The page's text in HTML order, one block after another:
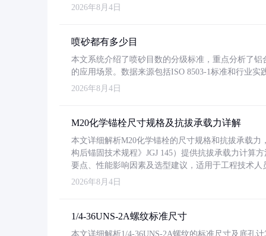
2026年8月4日
喷砂都有多少目
本文系统介绍了喷砂目数的分级标准，重点分析了
的应用场景。数据来源包括ISO 8503-1标准和行业
2026年8月4日
M20化学锚栓尺寸规格及抗拔承载力详解
本文详细解析M20化学锚栓的尺寸规格和抗拔承载
构后锚固技术规程》JGJ 145）提供抗拔承载力计算
要点、性能影响因素及选型建议，适用于工程技术人
2026年8月4日
1/4-36UNS-2A螺纹标准尺寸
本文详细解析1/4-36UNS-2A螺纹的标准尺寸及底孔